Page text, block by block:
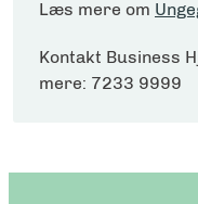
Læs mere om
Kontakt Business
mere: 7233 9999